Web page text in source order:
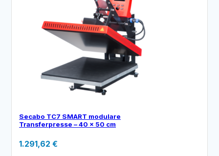
Secabo TC7 SMART modulare
Transferpresse – 40 x 50 cm
1.291,62 €